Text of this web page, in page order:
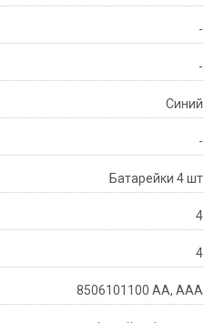
-
-
Синий
-
Батарейки 4 шт
4
4
8506101100 АА, ААА